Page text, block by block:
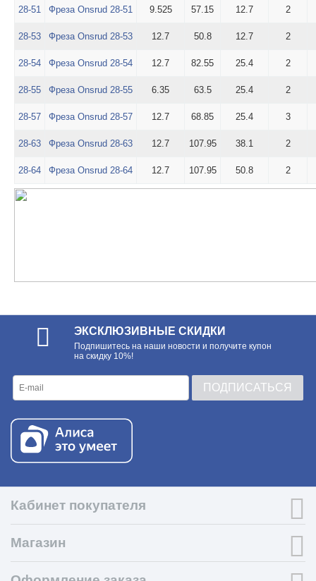
28-51 Фреза Onsrud 28-51 9.525 57.15 12.7 2
28-53 Фреза Onsrud 28-53 12.7 50.8 12.7 2
28-54 Фреза Onsrud 28-54 12.7 82.55 25.4 2
28-55 Фреза Onsrud 28-55 6.35 63.5 25.4 2
28-57 Фреза Onsrud 28-57 12.7 68.85 25.4 3
28-63 Фреза Onsrud 28-63 12.7 107.95 38.1 2
28-64 Фреза Onsrud 28-64 12.7 107.95 50.8 2
ЭКСКЛЮЗИВНЫЕ СКИДКИ
Подпишитесь на наши новости и получите купон
на скидку 10%!
ПОДПИСАТЬСЯ
Кабинет покупателя
Магазин